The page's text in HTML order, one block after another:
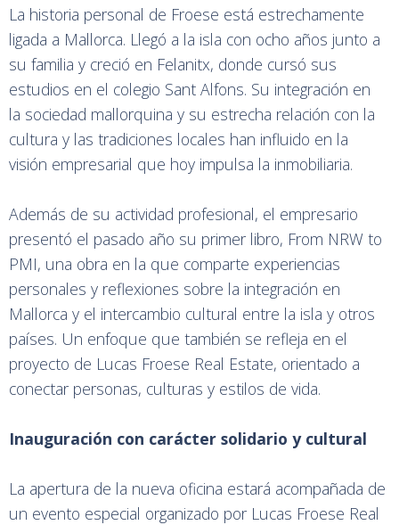
La historia personal de Froese está estrechamente
ligada a Mallorca. Llegó a la isla con ocho años junto a
su familia y creció en Felanitx, donde cursó sus
estudios en el colegio Sant Alfons. Su integración en
la sociedad mallorquina y su estrecha relación con la
cultura y las tradiciones locales han influido en la
visión empresarial que hoy impulsa la inmobiliaria.
Además de su actividad profesional, el empresario
presentó el pasado año su primer libro, From NRW to
PMI, una obra en la que comparte experiencias
personales y reflexiones sobre la integración en
Mallorca y el intercambio cultural entre la isla y otros
países. Un enfoque que también se refleja en el
proyecto de Lucas Froese Real Estate, orientado a
conectar personas, culturas y estilos de vida.
Inauguración con carácter solidario y cultural
La apertura de la nueva oficina estará acompañada de
un evento especial organizado por Lucas Froese Real